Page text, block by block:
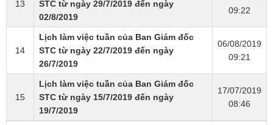
13
STC từ ngày 29/7/2019 đến ngày
02/8/2019
09:22
14
Lịch làm việc tuần của Ban Giám đốc
STC từ ngày 22/7/2019 đến ngày
26/7/2019
06/08/2019
09:21
15
Lịch làm việc tuần của Ban Giám đốc
STC từ ngày 15/7/2019 đến ngày
19/7/2019
17/07/2019
08:46